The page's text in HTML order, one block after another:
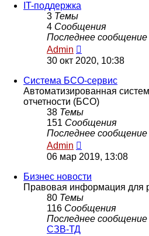
IT-поддержка
3 Темы
4 Сообщения
Последнее сообщение
Admin
к
последнему
сообщению
30 окт 2020, 10:38
Система БСО-сервис
Автоматизированная
отчетности (БСО)
38 Темы
151 Сообщения
Последнее сообщение
Admin
к
последнему
сообщению
06 мар 2019, 13:08
Бизнес новости
Правовая информация для
80 Темы
116 Сообщения
Последнее сообщение
СЗВ-ТД